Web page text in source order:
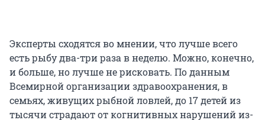
Эксперты сходятся во мнении, что лучше всего
есть рыбу два-три раза в неделю. Можно, конечно,
и больше, но лучше не рисковать. По данным
Всемирной организации здравоохранения, в
семьях, живущих рыбной ловлей, до 17 детей из
тысячи страдают от когнитивных нарушений из-